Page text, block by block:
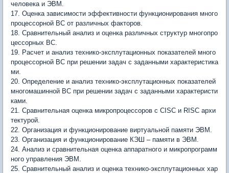
человека и ЭВМ.
17. Оценка зависимости эффективности функционирования много
процессорной ВС от различных факторов.
18. Сравнительный анализ и оценка различных структур многопро
цессорных ВС.
19. Расчет и анализ технико-эксплутационных показателей много
процессорной ВС при решении задач с заданными характеристика
ми.
20. Определение и анализ технико-эксплутационных показателей
многомашинной ВС при решении задач с заданными характеристи
ками.
21. Сравнительная оценка микропроцессоров с CISC и RISC архи
тектурой.
22. Организация и функционирование виртуальной памяти ЭВМ.
23. Организация и функционирование КЭШ – памяти в ЭВМ.
24. Анализ и сравнительная оценка аппаратного и микропрограмм
ного управления ЭВМ.
25. Сравнительный анализ и оценка технико-эксплутационных хар